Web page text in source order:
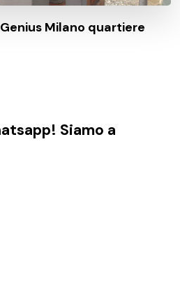
Milano quartiere
Siamo a